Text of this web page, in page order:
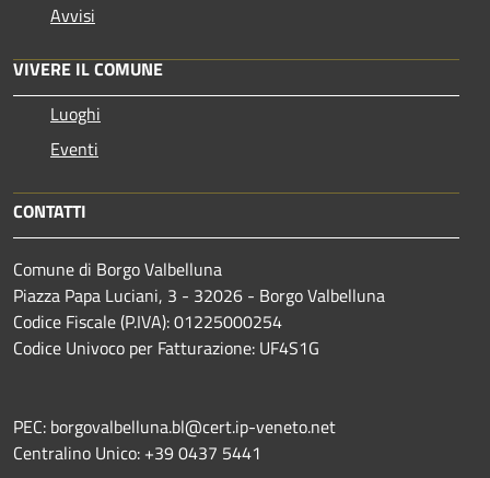
Avvisi
VIVERE IL COMUNE
Luoghi
Eventi
CONTATTI
Comune di Borgo Valbelluna
Piazza Papa Luciani, 3 - 32026 - Borgo Valbelluna
Codice Fiscale (P.IVA): 01225000254
Codice Univoco per Fatturazione: UF4S1G
PEC: borgovalbelluna.bl@cert.ip-veneto.net
Centralino Unico: +39 0437 5441